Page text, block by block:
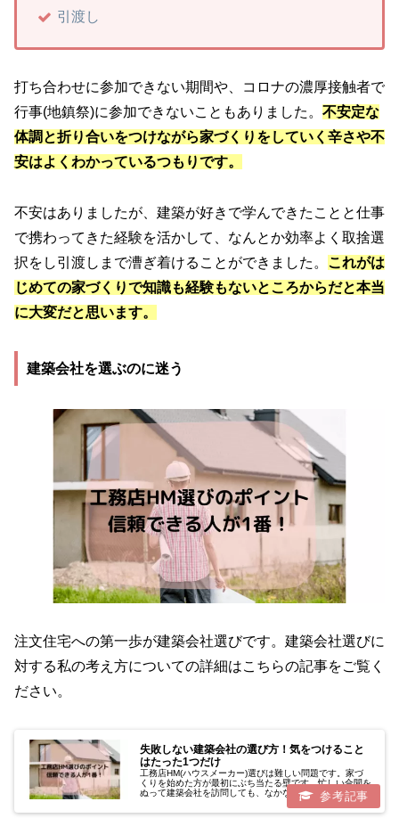
引渡し
打ち合わせに参加できない期間や、コロナの濃厚接触者で
行事(地鎮祭)に参加できないこともありました。 不安定な
体調と折り合いをつけながら家づくりをしていく辛さや不
安はよくわかっているつもりです。
不安はありましたが、建築が好きで学んできたことと仕事
で携わってきた経験を活かして、なんとか効率よく取捨選
択をし引渡しまで漕ぎ着けることができました。 これがは
じめての家づくりで知識も経験もないところからだと本当
に大変だと思います。
建築会社を選ぶのに迷う
注文住宅への第一歩が建築会社選びです。建築会社選びに
対する私の考え方についての詳細はこちらの記事をご覧く
ださい。
失敗しない建築会社の選び方！気をつけること
はたった1つだけ
工務店HM(ハウスメーカー)選びは難しい問題です。家づ
くりを始めた方が最初にぶち当たる壁です。忙しい合間を
ぬって建築会社を訪問しても、なかなか決められないです
よね。建築会社が多すぎてわからない！言われる項目が違
いすぎて比較ができない！こんな...